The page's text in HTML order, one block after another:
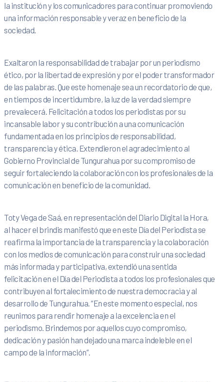
la institución y los comunicadores para continuar promoviendo
una información responsable y veraz en beneficio de la
sociedad.
Exaltaron la responsabilidad de trabajar por un periodismo
ético, por la libertad de expresión y por el poder transformador
de las palabras. Que este homenaje sea un recordatorio de que,
en tiempos de incertidumbre, la luz de la verdad siempre
prevalecerá. Felicitación a todos los periodistas por su
incansable labor y su contribución a una comunicación
fundamentada en los principios de responsabilidad,
transparencia y ética. Extendieron el agradecimiento al
Gobierno Provincial de Tungurahua por su compromiso de
seguir fortaleciendo la colaboración con los profesionales de la
comunicación en beneficio de la comunidad.
Toty Vega de Saá, en representación del Diario Digital la Hora,
al hacer el brindis manifestó que en este Día del Periodista se
reafirma la importancia de la transparencia y la colaboración
con los medios de comunicación para construir una sociedad
más informada y participativa, extendió una sentida
felicitación en el Día del Periodista a todos los profesionales que
contribuyen al fortalecimiento de nuestra democracia y al
desarrollo de Tungurahua. “En este momento especial, nos
reunimos para rendir homenaje a la excelencia en el
periodismo. Brindemos por aquellos cuyo compromiso,
dedicación y pasión han dejado una marca indeleble en el
campo de la información”.